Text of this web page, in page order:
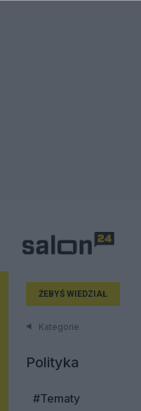
ŻEBYŚ WIEDZIAŁ
Kategorie
Polityka
#Tematy